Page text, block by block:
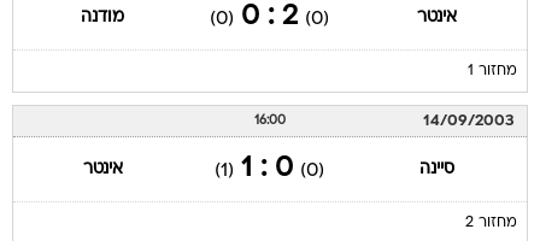
אינטר (0)
2 : 0
(0) מודנה
מחזור 1
14/09/2003
16:00
סיינה (0)
0 : 1
(1) אינטר
מחזור 2